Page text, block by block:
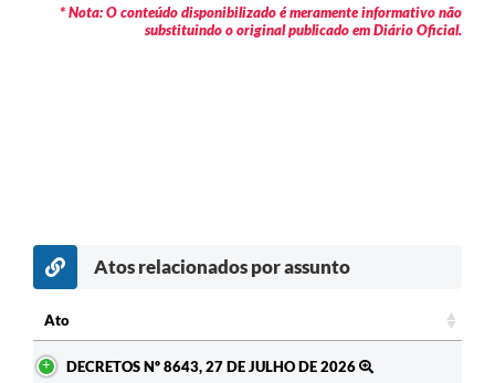
* Nota: O conteúdo disponibilizado é meramente informativo não
substituindo o original publicado em Diário Oficial.
Atos relacionados por assunto
Ato
DECRETOS Nº 8643, 27 DE JULHO DE 2026